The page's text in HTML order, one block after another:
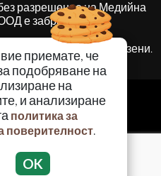
приемате, че
подобряване на
на
и анализиране
политика за
поверителност.
OK
разрешение на Медийна
е забранено.
Всички права запазени.